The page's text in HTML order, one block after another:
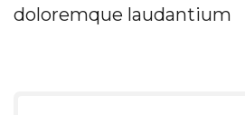
doloremque laudantium